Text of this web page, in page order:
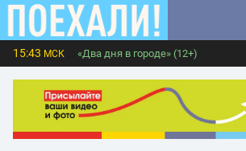
15:43 МСК «Два дня в городе» (12+)